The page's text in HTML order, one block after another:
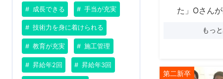
成長できる 手当が充実
技術力を身に着けられる
教育が充実 施工管理
昇給年2回 昇給年3回
た」Oさん
もっ
第二新卒